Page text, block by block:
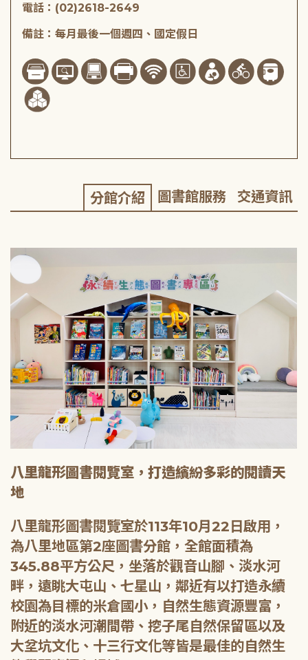
電話：(02)2618-2649
備註：每月最後一個週四、國定假日
分館介紹 圖書館服務 交通資訊
八里龍形圖書閱覽室，打造繽紛多彩的閱讀天
地
八里龍形圖書閱覽室於113年10月22日啟用，
為八里地區第2座圖書分館，全館面積為
345.88平方公尺，坐落於觀音山腳、淡水河
畔，遠眺大屯山、七星山，鄰近有以打造永續
校園為目標的米倉國小，自然生態資源豐富，
附近的淡水河潮間帶、挖子尾自然保留區以及
大坌坑文化、十三行文化等皆是最佳的自然生